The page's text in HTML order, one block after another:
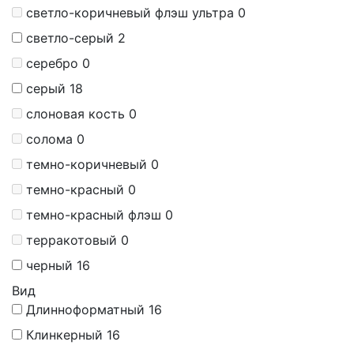
светло-коричневый флэш ультра 0
светло-серый 2
серебро 0
серый 18
слоновая кость 0
солома 0
темно-коричневый 0
темно-красный 0
темно-красный флэш 0
терракотовый 0
черный 16
Вид
Длинноформатный 16
Клинкерный 16